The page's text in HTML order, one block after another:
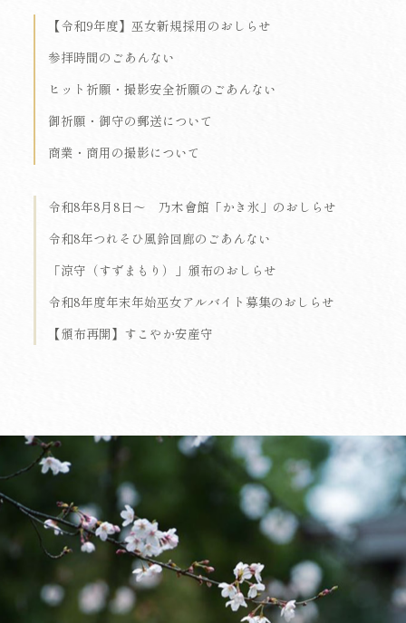
【令和9年度】巫女新規採用のおしらせ
参拝時間のごあんない
ヒット祈願・撮影安全祈願のごあんない
御祈願・御守の郵送について
商業・商用の撮影について
令和8年8月8日～ 乃木會館「かき氷」のおしらせ
令和8年つれそひ風鈴回廊のごあんない
「涼守（すずまもり）」頒布のおしらせ
令和8年度年末年始巫女アルバイト募集のおしらせ
【頒布再開】すこやか安産守